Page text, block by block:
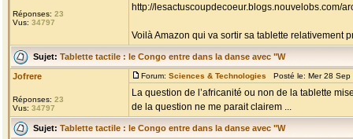
Réponses: 23
Vus: 34797
http://lesactuscoupdecoeur.blogs.nouvelobs.com/
Voilà Amazon qui va sortir sa tablette relativement
Sujet: Tablette tactile : le Congo entre dans la danse avec "W
Jofrere
Réponses: 23
Vus: 34797
Forum: Sciences & Technologies Posté le: Mer 28
La question de l’africanité ou non de la tablette
de la question ne me parait clairem ...
Sujet: Tablette tactile : le Congo entre dans la danse avec "W